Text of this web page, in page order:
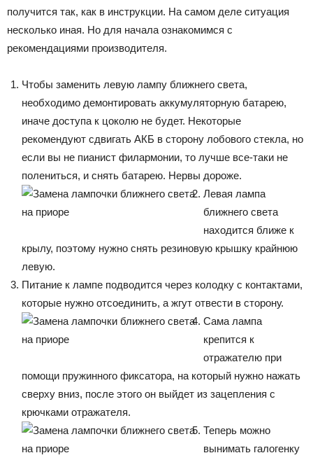
получится так, как в инструкции. На самом деле ситуация
несколько иная. Но для начала ознакомимся с
рекомендациями производителя.
Чтобы заменить левую лампу ближнего света,
необходимо демонтировать аккумуляторную батарею,
иначе доступа к цоколю не будет. Некоторые
рекомендуют сдвигать АКБ в сторону лобового стекла, но
если вы не пианист филармонии, то лучше все-таки не
полениться, и снять батарею. Нервы дороже.
Левая лампа
ближнего света
находится ближе к
крылу, поэтому нужно снять резиновую крышку крайнюю
левую.
Питание к лампе подводится через колодку с контактами,
которые нужно отсоединить, а жгут отвести в сторону.
Сама лампа
крепится к
отражателю при
помощи пружинного фиксатора, на который нужно нажать
сверху вниз, после этого он выйдет из зацепления с
крючками отражателя.
Теперь можно
вынимать галогенку